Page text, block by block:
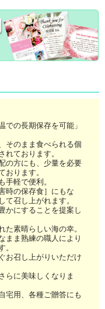
での長期保存を可能」
そのまま食べられる個
れております。
の方にも、少量を必要
おります。
手軽で便利。
時の保存食］にもな
て召し上がれます。
かにすることを提案し
素晴らしい海の幸。
まま熟練の職人により
。
お召し上がりいただけ
らに美味しくなりま
宅用、各種ご贈答にも